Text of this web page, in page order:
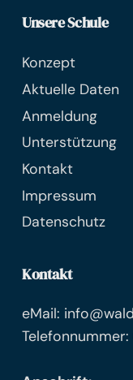
Unsere Schule
Konzept
Aktuelle Daten
Anmeldung
Unterstützung
Kontakt
Impressum
Datenschutz
Kontakt
eMail:
Telefonnummer: